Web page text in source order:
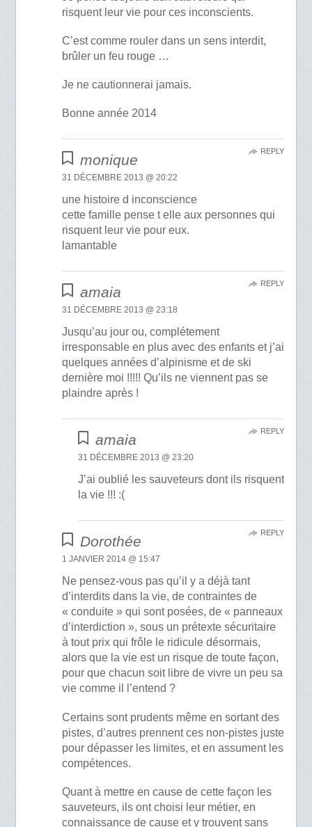
risquent leur vie pour ces inconscients.
C’est comme rouler dans un sens interdit,
brûler un feu rouge …
Je ne cautionnerai jamais.
Bonne année 2014
monique
31 DÉCEMBRE 2013 @ 20:22
une histoire d inconscience
cette famille pense t elle aux personnes qui
risquent leur vie pour eux.
lamantable
REPLY
amaia
31 DÉCEMBRE 2013 @ 23:18
Jusqu’au jour ou, complétement
irresponsable en plus avec des enfants et j’ai
quelques années d’alpinisme et de ski
dernière moi !!!!! Qu’ils ne viennent pas se
plaindre après !
REPLY
amaia
31 DÉCEMBRE 2013 @ 23:20
J’ai oublié les sauveteurs dont ils risquent
la vie !!! :(
REPLY
Dorothée
1 JANVIER 2014 @ 15:47
Ne pensez-vous pas qu’il y a déjà tant
d’interdits dans la vie, de contraintes de
« conduite » qui sont posées, de « panneaux
d’interdiction », sous un prétexte sécuritaire
à tout prix qui frôle le ridicule désormais,
alors que la vie est un risque de toute façon,
pour que chacun soit libre de vivre un peu sa
vie comme il l’entend ?
Certains sont prudents même en sortant des
pistes, d’autres prennent ces non-pistes juste
pour dépasser les limites, et en assument les
compétences.
Quant à mettre en cause de cette façon les
sauveteurs, ils ont choisi leur métier, en
connaissance de cause et y trouvent sans
REPLY